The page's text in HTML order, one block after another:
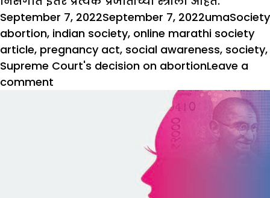
Posted
on
September 7, 2022September 7, 2022Author
umaSociety
abortion, indian society, online marathi society
article, pregnancy act, social awareness, society,
Supreme Court's decision on abortionLeave a
comment